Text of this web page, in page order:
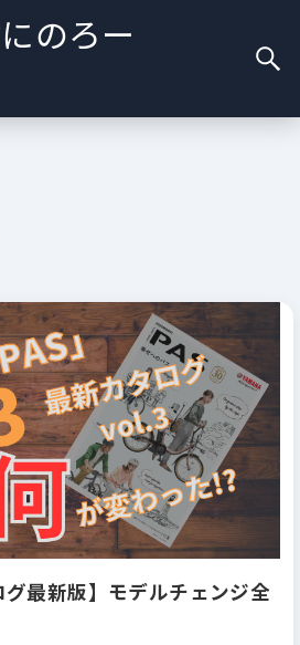
のろー
グ最新版】モデルチェンジ全